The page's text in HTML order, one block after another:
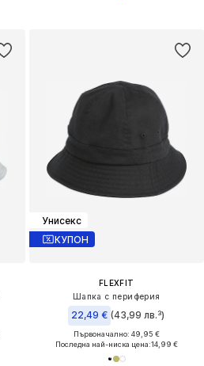
Унисекс
КУПОН
FLEXFIT
Шапка с периферия
22,49 € (43,99 лв.³)
Първоначално: 49,95 €
Последна най-ниска цена:14,99 €